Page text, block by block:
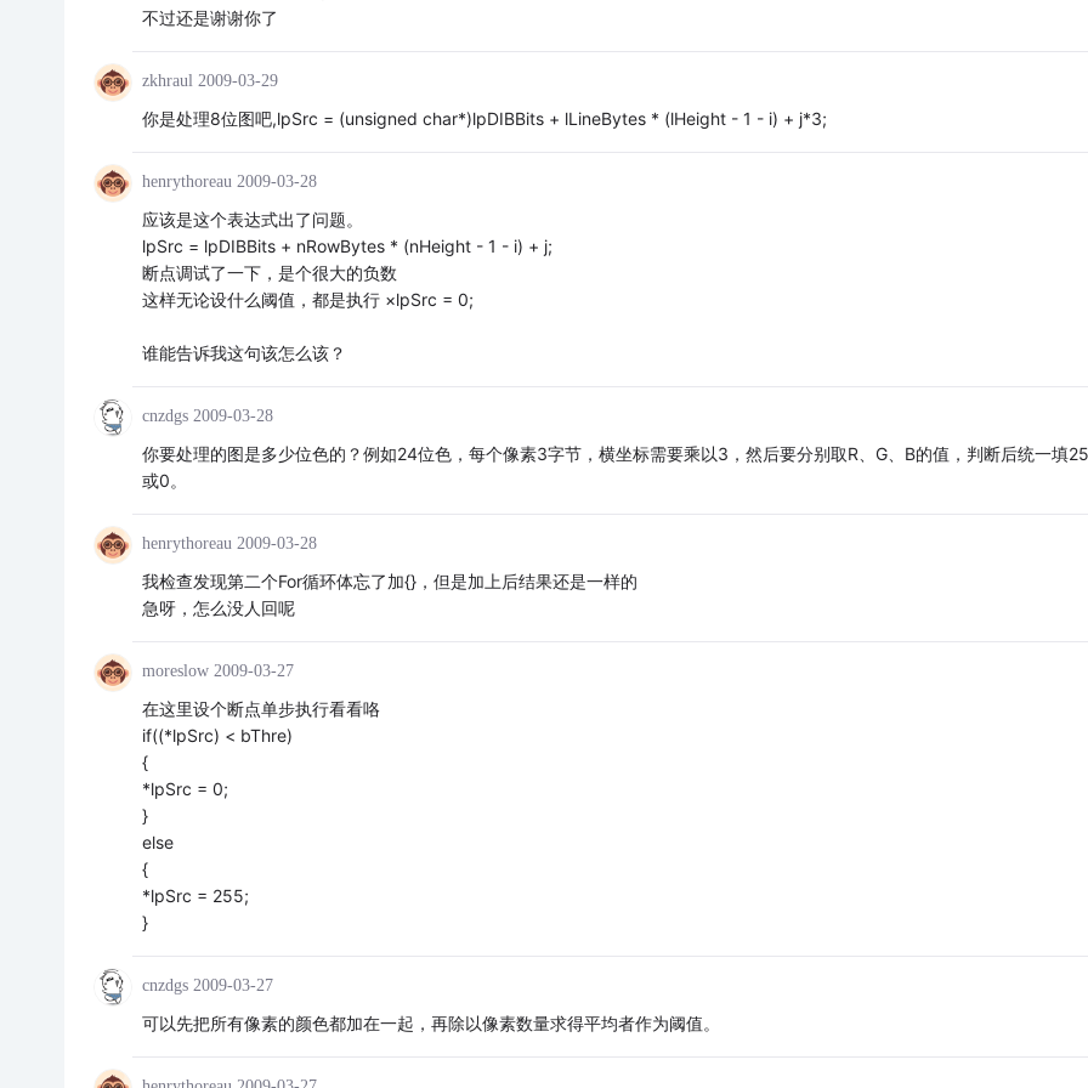
不过还是谢谢你了
zkhraul 2009-03-29
你是处理8位图吧,lpSrc = (unsigned char*)lpDIBBits + lLineBytes * (lHeight - 1 - i) + j*3;
henrythoreau 2009-03-28
应该是这个表达式出了问题。
lpSrc = lpDIBBits + nRowBytes * (nHeight - 1 - i) + j;
断点调试了一下，是个很大的负数
这样无论设什么阈值，都是执行 ×lpSrc = 0;
谁能告诉我这句该怎么该？
cnzdgs 2009-03-28
你要处理的图是多少位色的？例如24位色，每个像素3字节，横坐标需要乘以3，然后要分别取R、G、B的值，判断后统一填
或0。
henrythoreau 2009-03-28
我检查发现第二个For循环体忘了加{}，但是加上后结果还是一样的
急呀，怎么没人回呢
moreslow 2009-03-27
在这里设个断点单步执行看看咯
if((*lpSrc) < bThre)
{
*lpSrc = 0;
}
else
{
*lpSrc = 255;
}
cnzdgs 2009-03-27
可以先把所有像素的颜色都加在一起，再除以像素数量求得平均者作为阈值。